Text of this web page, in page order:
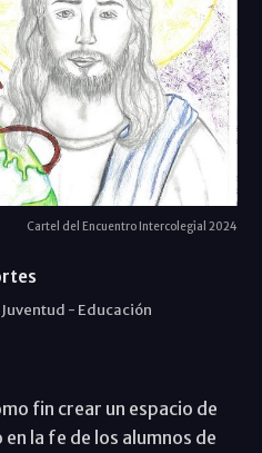
Cartel del Encuentro Intercolegial 2024
Juventud - Educación
fin crear un espacio de
la fe de los alumnos de